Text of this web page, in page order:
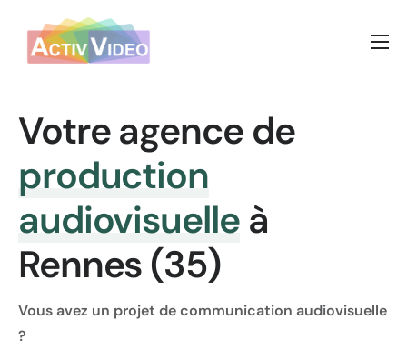
A propos
Nous contacter
Votre agence de
production
audiovisuelleà
Rennes (35)
Vous avez un projet de communication audiovisuelle
?